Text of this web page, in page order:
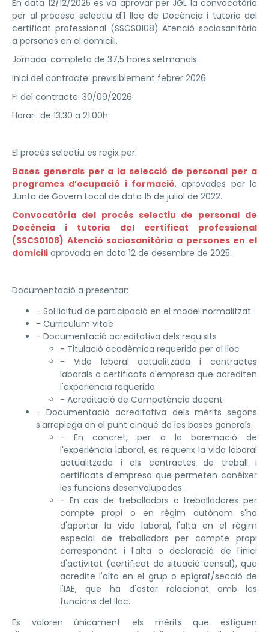
En data 12/12/2025 es va aprovar per JGL la convocatòria
per al proceso selectiu d'1 lloc de Docència i tutoria del
certificat professional (SSCS0108) Atenció sociosanitària
a persones en el domicili.
Jornada: completa de 37,5 hores setmanals.
Inici del contracte: previsiblement febrer 2026
Fi del contracte: 30/09/2026
Horari: de 13.30 a 21.00h
El procés selectiu es regix per:
Bases generals per a la selecció de personal per a
programes d’ocupació i formació, aprovades per la
Junta de Govern Local de data 15 de juliol de 2022.
Convocatòria del procés selectiu de personal de
Docència i tutoria del certificat professional
(SSCS0108) Atenció sociosanitària a persones en el
domicili aprovada en data 12 de desembre de 2025.
Documentació a presentar:
- Sol·licitud de participació en el model normalitzat
- Curriculum vitae
- Documentació acreditativa dels requisits
- Titulació acadèmica requerida per al lloc
- Vida laboral actualitzada i contractes
laborals o certificats d'empresa que acrediten
l'experiència requerida
- Acreditació de Competència docent
- Documentació acreditativa dels mèrits segons
s'arreplega en el punt cinqué de les bases generals.
- En concret, per a la baremació de
l'experiència laboral, es requerix la vida laboral
actualitzada i els contractes de treball i
certificats d'empresa que permeten conéixer
les funcions desenvolupades.
- En cas de treballadors o treballadores per
compte propi o en règim autònom s'ha
d'aportar la vida laboral, l'alta en el règim
especial de treballadors per compte propi
corresponent i l'alta o declaració de l'inici
d'activitat (certificat de situació censal), que
acredite l'alta en el grup o epígraf/secció de
l'IAE, que ha d'estar relacionat amb les
funcions del lloc.
Es valoren únicament els mèrits que estiguen